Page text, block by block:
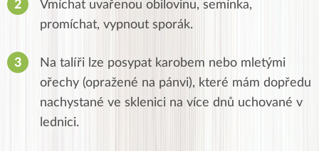
Vmíchat uvařenou obilovinu, semínka,
promíchat, vypnout sporák.
Na talíři lze posypat karobem nebo mletými
ořechy (opražené na pánvi), které mám dopředu
nachystané ve sklenici na více dnů uchované v
lednici.